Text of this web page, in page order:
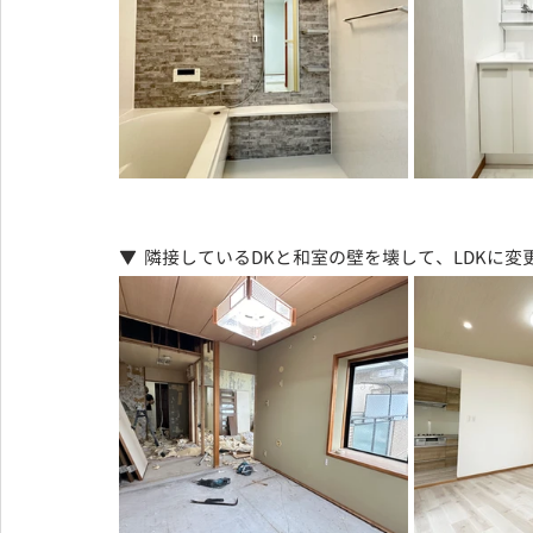
▼  隣接しているDKと和室の壁を壊して、LDKに変